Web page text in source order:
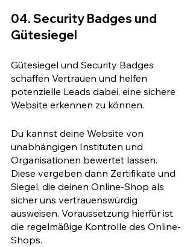
04. Security Badges und
Gütesiegel
Gütesiegel und Security Badges
schaffen Vertrauen und helfen
potenzielle Leads dabei, eine sichere
Website erkennen zu können.
Du kannst deine Website von
unabhängigen Instituten und
Organisationen bewertet lassen.
Diese vergeben dann Zertifikate und
Siegel, die deinen Online-Shop als
sicher uns vertrauenswürdig
ausweisen. Voraussetzung hierfür ist
die regelmäßige Kontrolle des Online-
Shops.